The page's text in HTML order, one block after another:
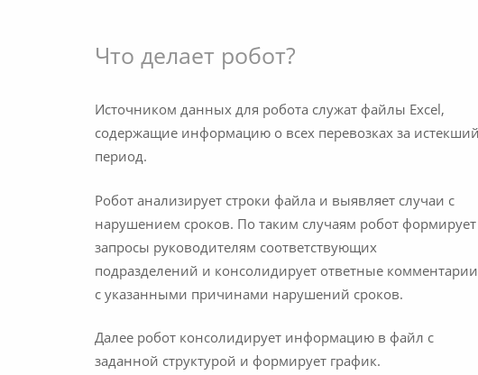
Что делает робот?
Источником данных для робота служат файлы Excel,
содержащие информацию о всех перевозках за
период.
Робот анализирует строки файла и выявляет случаи с
нарушением сроков. По таким случаям робот формирует
запросы руководителям соответствующих
подразделений и консолидирует ответные комментарии
с указанными причинами нарушений сроков.
Далее робот консолидирует информацию в файл с
заданной структурой и формирует график.